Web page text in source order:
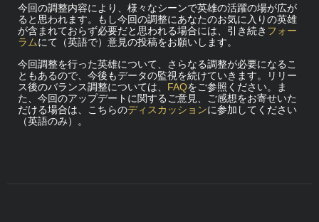
今回の調整内容により、様々なシーンで英雄の活躍の場が広が
ると思われます。もし今回の調整にあなたのお気に入りの英雄
が含まれておらず必要だと思われる場合には、引き続き フォー
ラムにて（英語で）意見の投稿をお願いします。
今回調整を行った英雄について、さらなる調整が必要になるこ
ともあるので、今後もデータの監視を続けていきます。リリー
ス後のバランス調整については、 FAQをご参照ください。ま
た、今回のアップデートに関するご意見、ご感想をお寄せいた
だける場合は、こちらのディスカッションに参加してください
（英語のみ）。